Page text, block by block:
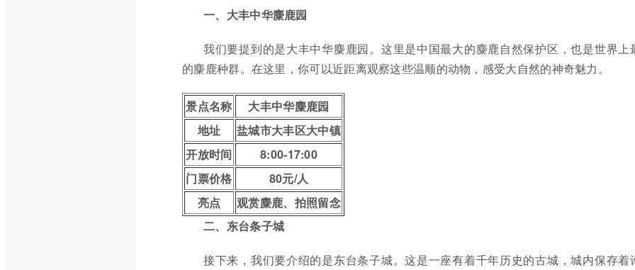
一、大丰中华麋鹿园
我们要提到的是大丰中华麋鹿园。这里是中国最大的麋鹿自然保护区，也是世界上
的麋鹿种群。在这里，你可以近距离观察这些温顺的动物，感受大自然的神奇魅力。
景点名称
大丰中华麋鹿园
地址
盐城市大丰区大中镇
开放时间
8:00-17:00
门票价格
80元/人
亮点
观赏麋鹿、拍照留念
二、东台条子城
接下来，我们要介绍的是东台条子城。这是一座有着千年历史的古城，城内保存着